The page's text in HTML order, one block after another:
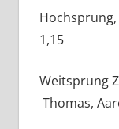
1,15
Weitsprung
Thomas,